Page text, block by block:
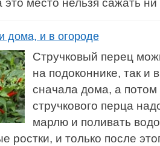
дома, и в огороде
Стручковый перец
на подоконнике, так и
сначала дома, а
стручкового перца
марлю и поливать
ростки, и только после